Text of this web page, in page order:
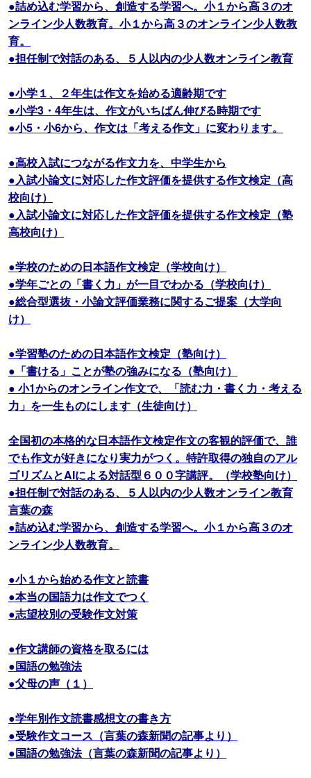
●詰め込む学習から、創造する学習へ。小１から高３のオ
ンライン少人数教育。小１から高３のオンライン少人数教
育。
●担任制で対話のある、５人以内の少人数オンライン教育
●小学１、２年生は作文を始める適齢期です
●小学3・4年生は、作文がいちばん伸びる時期です
●小5・小6から、作文は「考える作文」に変わります。
●高校入試につながる作文力を、中学生から
●入試小論文に対応した作文評価を提供する作文検定（高
校向け）
●入試小論文に対応した作文評価を提供する作文検定（塾
高校向け）
●学校のための日本語作文検定（学校向け）
●学年ごとの「書く力」が一目でわかる（学校向け）
●総合型選抜・小論文評価業務に関するご提案（大学向
け）
●学習塾のための日本語作文検定（塾向け）
●「書ける」ことが塾の強みになる（塾向け）
● 小1からのオンライン作文で、「読む力・書く力・考える
力」を一生ものにします（生徒向け）
全国初の本格的な日本語作文検定作文の客観的評価で、誰
でも作文が好きになり実力がつく。特許取得の独自のアル
ゴリズムとAIによる対話型６００字講評。（学校塾向け）
●担任制で対話のある、５人以内の少人数オンライン教育
言葉の森
●詰め込む学習から、創造する学習へ。小１から高３のオ
ンライン少人数教育。
●小１から始める作文と読書
●本当の国語力は作文でつく
●志望校別の受験作文対策
●作文講師の資格を取るには
●国語の勉強法
●父母の声（１）
●学年別作文読書感想文の書き方
●受験作文コース（言葉の森新聞の記事より）
●国語の勉強法（言葉の森新聞の記事より）